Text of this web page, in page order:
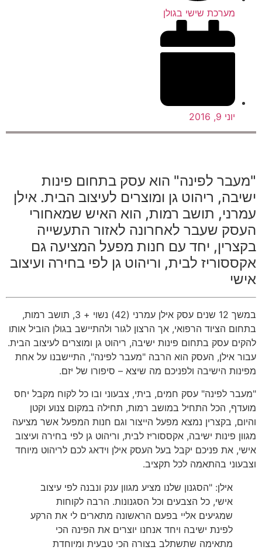
מערכת שישי בגולן
לפינה" הוא עסק בתחום פינות
ריהוט גן ומוצרים לעיצוב הבית. אילן
תושב רמות, הוא האיש שמאחורי
שעבר לאחרונה לאזור התעשייה
יחד עם חנות מפעל המציעה גם
לבית, וריהוט גן לפי בחירה ועיצוב
במשך 12 שנים עסק אילן עמרני (42) נשוי + 3, תושב רמות,
הציוד הרפואי, אך הרצון לגור ולהתיישב בגולן הוביל אותו
עסק בתחום פינות ישיבה, ריהוט גן ומוצרים לעיצוב הבית.
אילן, העסק הוא הרבה "מעבר לפינה", התיישבנו על אחת
הישיבה ולפניכם מה שיצא – סיפורו של יזם.
לפינה" עסק חמים, ביתי, צבעוני ובו כל לקוח מקבל יחס
הכל התחיל במושב רמות, תחילה במקום צנוע וקטן
בקצרין נמצא מפעל הייצור וגם חנות המפעל אשר מציעה
פינות ישיבה, אקססוריז לבית, וריהוט גן לפי בחירה ועיצוב
את פניכם יקבל בעל העסק אילן וידאג לכם לריהוט מיוחד
בהתאמה לכל תקציב.
אילן: "הסגנון שלנו מציע מגוון ענק ונבנה לפי עיצוב
אישי, כל הצבעים וכל הסגנונות. הרבה לקוחות
שמגיעים אליי בפעם הראשונה מתארים לי את הרקע
לפינת ישיבה ויחד אנחנו יוצרים את הפינה הכי
מתאימה שתשתלב בצורה הכי טבעית ומיוחדת